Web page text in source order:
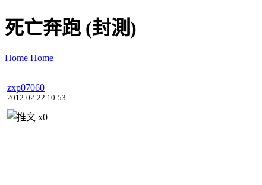
死亡奔跑 (封測)
Home Home
zxp07060
2012-02-22 10:53
x0